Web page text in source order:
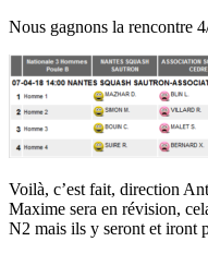
Nous gagnons la rencontre
Voilà, c’est fait, direction
Maxime sera en révision,
N2 mais ils y seront et iront